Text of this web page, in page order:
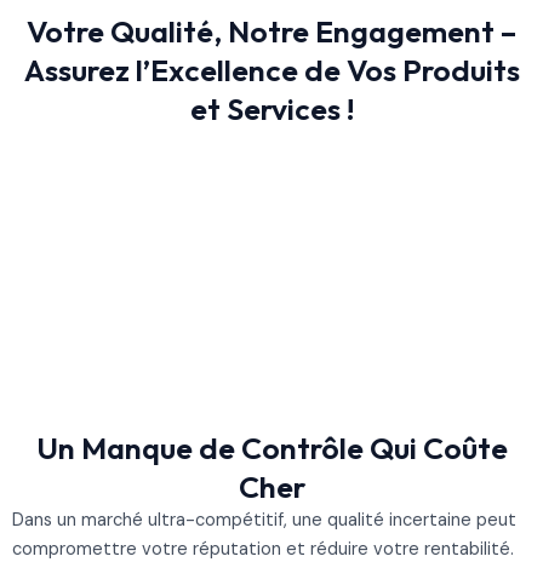
Votre Qualité, Notre Engagement –
Assurez l’Excellence de Vos Produits
et Services !
Un Manque de Contrôle Qui Coûte
Cher
Dans un marché ultra-compétitif, une qualité incertaine peut
compromettre votre réputation et réduire votre rentabilité.